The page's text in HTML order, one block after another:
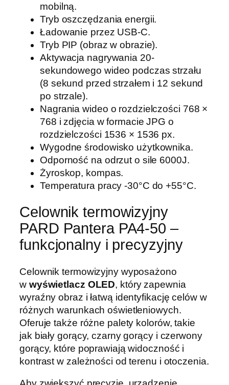
mobilną.
Tryb oszczędzania energii.
Ładowanie przez USB-C.
Tryb PIP (obraz w obrazie).
Aktywacja nagrywania 20-
sekundowego wideo podczas strzału
(8 sekund przed strzałem i 12 sekund
po strzale).
Nagrania wideo o rozdzielczości 768 ×
768 i zdjęcia w formacie JPG o
rozdzielczości 1536 × 1536 px.
Wygodne środowisko użytkownika.
Odporność na odrzut o sile 6000J.
Żyroskop, kompas.
Temperatura pracy -30°C do +55°C.
Celownik termowizyjny
PARD Pantera PA4-50 –
funkcjonalny i precyzyjny
Celownik termowizyjny wyposażono
w wyświetlacz OLED, który zapewnia
wyraźny obraz i łatwą identyfikację celów w
różnych warunkach oświetleniowych.
Oferuje także różne palety kolorów, takie
jak biały gorący, czarny gorący i czerwony
gorący, które poprawiają widoczność i
kontrast w zależności od terenu i otoczenia.